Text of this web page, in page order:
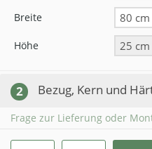
Breite
Höhe
2 Bezug, Kern und
Frage zur Lieferung oder